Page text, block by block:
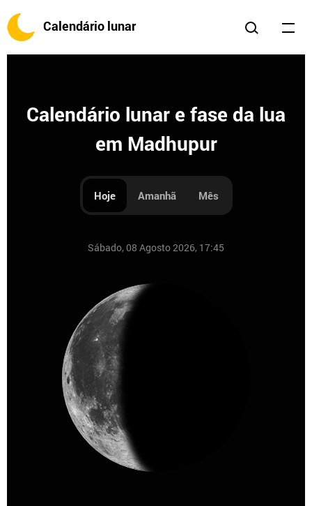
Calendário lunar
Calendário lunar e fase da lua
em Madhupur
Hoje Amanhã Mês
Sábado, 08 Agosto 2026, 17:45